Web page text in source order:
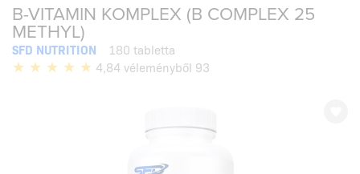
B-VITAMIN KOMPLEX (B COMPLEX 25
METHYL)
SFD NUTRITION
180 tabletta
4,84 véleményből 93